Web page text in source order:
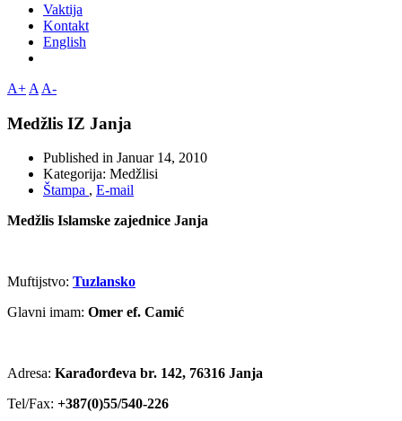
Vaktija
Kontakt
English
A+ A A-
Medžlis IZ Janja
Published in Januar 14, 2010
Kategorija: Medžlisi
Štampa , E-mail
Medžlis Islamske zajednice Janja
Muftijstvo: Tuzlansko
Glavni imam: Omer ef. Camić
Adresa: Karađorđeva br. 142, 76316 Janja
Tel/Fax: +387(0)55/540-226